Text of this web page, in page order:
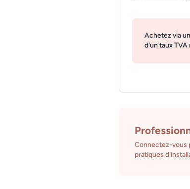
Achetez via
d'un taux TVA
Connectez-vous
pratiques